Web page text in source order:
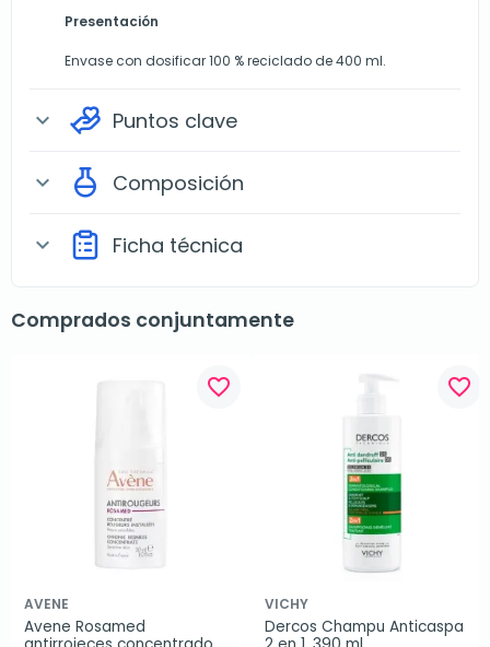
Presentación
Envase con dosificar 100 % reciclado de 400 ml.
expand_more Puntos clave
expand_more Composición
expand_more Ficha técnica
Comprados conjuntamente
favorite_border
AVENE
Avene Rosamed
favorite_border
VICHY
Dercos Champu Anticaspa